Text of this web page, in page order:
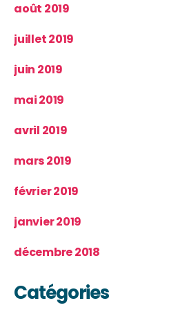
août 2019
juillet 2019
juin 2019
mai 2019
avril 2019
mars 2019
février 2019
janvier 2019
décembre 2018
Catégories